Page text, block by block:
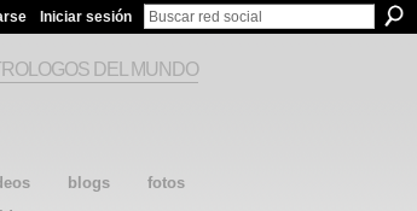
Iniciar sesión
blogs
fotos
DEL MUNDO